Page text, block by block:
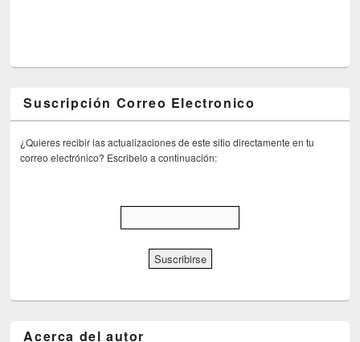
Suscripción Correo Electronico
¿Quieres recibir las actualizaciones de este sitio directamente en tu
correo electrónico? Escribelo a continuación:
Acerca del autor